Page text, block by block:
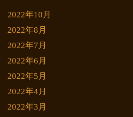
2022年10月
2022年8月
2022年7月
2022年6月
2022年5月
2022年4月
2022年3月